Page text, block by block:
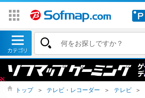
トップ ＞ テレビ・レコーダー ＞ テレビ ＞